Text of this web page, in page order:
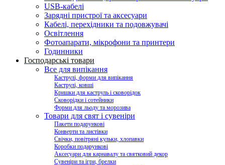
USB-кабелі
Зарядні пристрої та аксесуари
Кабелі, перехідники та подовжувачі
Освітлення
Фотоапарати, мікрофони та принтери
Годинники
Господарські товари
Все для випікання
Каструлі, форми для випікання
Каструлі, ковші
Кришки для каструль і сковорідок
Сковорідки і сотейники
Форми для льоду та морозива
Товари для свят і сувеніри
Пакети подарункові
Конверти та листівки
Свічки, повітряні кульки, хлопавки
Коробки подарункові
Аксесуари для карнавалу та святковий декор
Сувеніри та ігри, брелки